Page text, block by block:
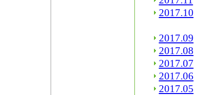
2017.10
2017.09
2017.08
2017.07
2017.06
2017.05